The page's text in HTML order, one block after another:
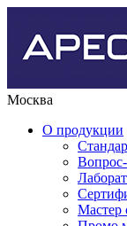
Москва
О продукции
Мастер